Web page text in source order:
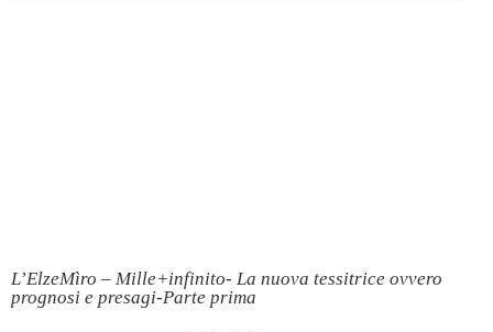
L’ElzeMìro – Mille+infinito- La nuova tessitrice ovvero
prognosi e presagi-Parte prima